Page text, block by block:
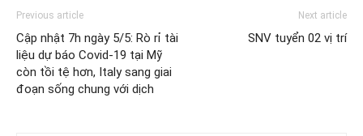
Previous article
Cập nhật 7h ngày 5/5: Rò rỉ tài
liệu dự báo Covid-19 tại Mỹ
còn tồi tệ hơn, Italy sang giai
đoạn sống chung với dịch
Next article
SNV tuyển 02 vị trí